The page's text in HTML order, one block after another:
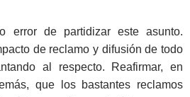
error de partidizar este asunto.
de reclamo y difusión de todo
al respecto. Reafirmar, en
que los bastantes reclamos